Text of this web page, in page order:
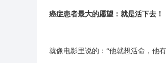
癌症患者最大的愿望：就是活下去 ！
就像电影里说的：“他就想活命，他